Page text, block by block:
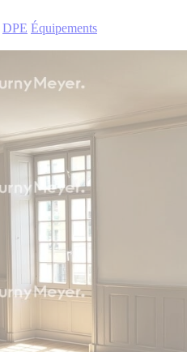
DPE Équipements